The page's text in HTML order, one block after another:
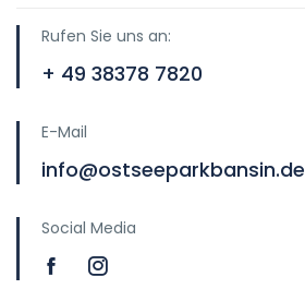
Rufen Sie uns an:
+ 49 38378 7820
E-Mail
info@ostseeparkbansin.de
Social Media